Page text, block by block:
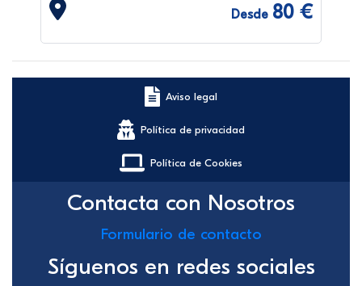
Desde 80 €
Aviso legal
Política de privacidad
Política de Cookies
Contacta con Nosotros
Formulario de contacto
Síguenos en redes sociales